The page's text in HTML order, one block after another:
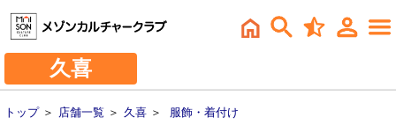
久喜
トップ＞ 店舗一覧 ＞ 久喜 ＞ 服飾・着付け